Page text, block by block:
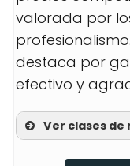
valorada por
destaca por
efectivo y
Ver clases de